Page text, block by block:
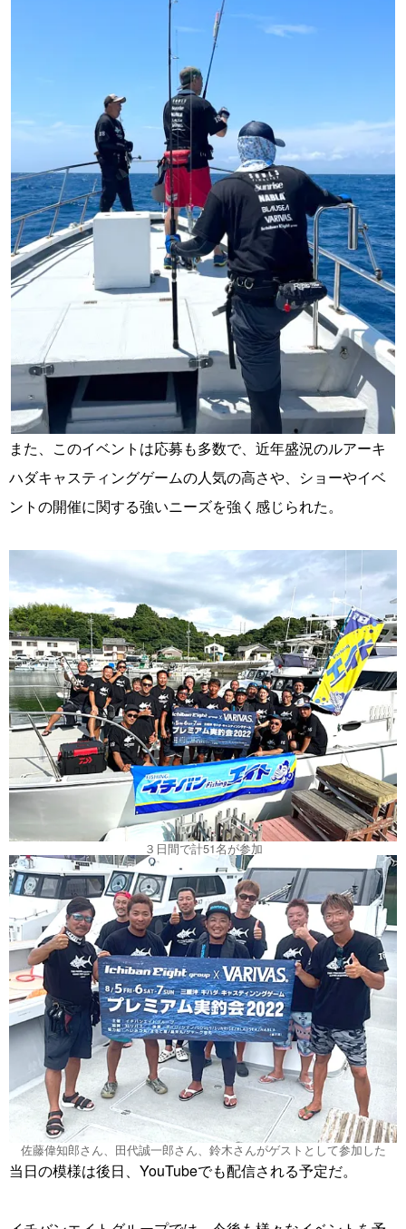
また、このイベントは応募も多数で、近年盛況のルアーキ
ハダキャスティングゲームの人気の高さや、ショーやイベ
ントの開催に関する強いニーズを強く感じられた。
３日間で計51名が参加
佐藤偉知郎さん、田代誠一郎さん、鈴木さんがゲストとして参加した
当日の模様は後日、YouTubeでも配信される予定だ。